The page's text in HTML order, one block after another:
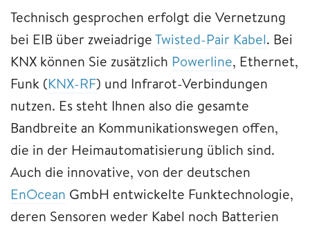
Technisch gesprochen erfolgt die Vernetzung
bei EIB über zweiadrigeTwisted-Pair Kabel. Bei
KNX können Sie zusätzlich Powerline, Ethernet,
Funk (KNX-RF) und Infrarot-Verbindungen
nutzen. Es steht Ihnen also die gesamte
Bandbreite an Kommunikationswegen offen,
die in der Heimautomatisierung üblich sind.
Auch die innovative, von der deutschen
EnOcean GmbH entwickelte Funktechnologie,
deren Sensoren weder Kabel noch Batterien